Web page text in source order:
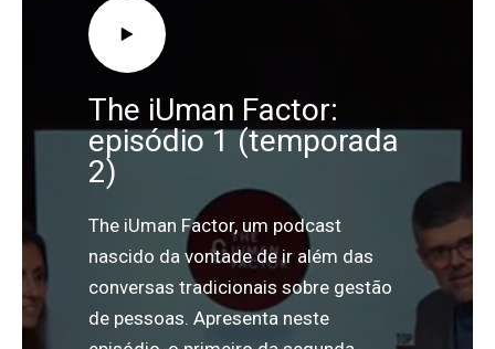
The iUman Factor:
episódio 1 (temporada
2)
The iUman Factor, um podcast
nascido da vontade de ir além das
conversas tradicionais sobre gestão
de pessoas. Apresenta neste